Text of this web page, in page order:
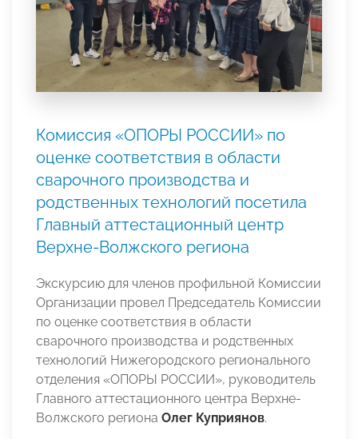
Комиссия «ОПОРЫ РОССИИ» по
оценке соответствия в области
сварочного производства и
родственных технологий посетила
Главный аттестационный центр
Верхне-Волжского региона
Экскурсию для членов профильной Комиссии
Организации провел Председатель Комиссии
по оценке соответствия в области
сварочного производства и родственных
технологий Нижегородского регионального
отделения «ОПОРЫ РОССИИ», руководитель
Главного аттестационного центра Верхне-
Волжского региона Олег Куприянов.